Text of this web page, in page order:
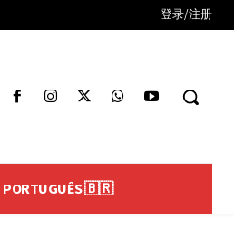
登录/注册
PORTUGUÊS 🇧🇷